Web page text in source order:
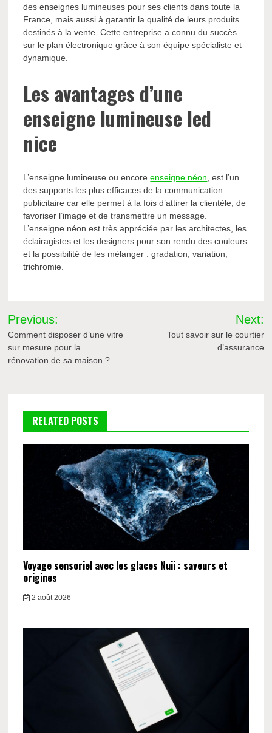
des enseignes lumineuses pour ses clients dans toute la
France, mais aussi à garantir la qualité de leurs produits
destinés à la vente. Cette entreprise a connu du succès
sur le plan électronique grâce à son équipe spécialiste et
dynamique.
Les avantages d’une
enseigne lumineuse led
nice
L’enseigne lumineuse ou encoreenseigne néon , est l’un
des supports les plus efficaces de la communication
publicitaire car elle permet à la fois d’attirer la clientèle, de
favoriser l’image et de transmettre un message.
L’enseigne néon est très appréciée par les architectes, les
éclairagistes et les designers pour son rendu des couleurs
et la possibilité de les mélanger : gradation, variation,
trichromie.
Navigation
de
l’article
Previous:
Comment disposer d’une vitre
sur mesure pour la
rénovation de sa maison ?
Next:
Tout savoir sur le courtier
d’assurance
RELATED POSTS
Voyage sensoriel avec les glaces Nuii : saveurs et
origines
2 août 2026